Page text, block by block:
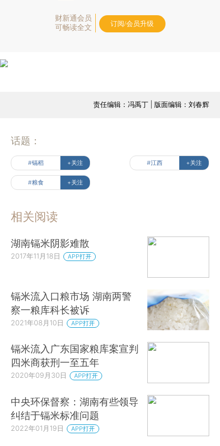
财新通会员
可畅读全文
订阅/会员升级
责任编辑：冯禹丁 | 版面编辑：刘春辉
话题：
#镉稻 +关注 #江西 +关注
#粮食 +关注
相关阅读
湖南镉米阴影难散
2017年11月18日 APP打开
镉米流入口粮市场 湖南两警
察一粮库科长被诉
2021年08月10日 APP打开
镉米流入广东国家粮库案宣判
四米商获刑一至五年
2020年09月30日 APP打开
中央环保督察：湖南有些领导
纠结于镉米标准问题
2022年01月19日 APP打开